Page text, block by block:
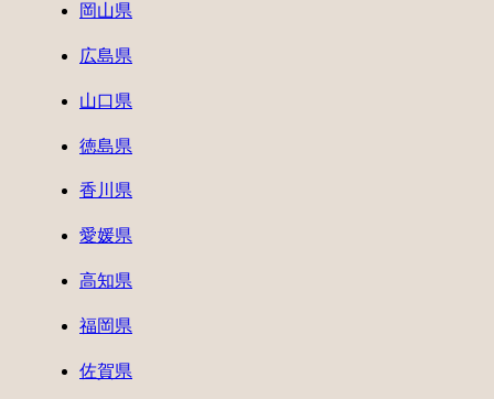
岡山県
広島県
山口県
徳島県
香川県
愛媛県
高知県
福岡県
佐賀県